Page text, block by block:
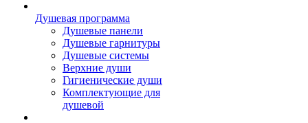
Душевая программа
Душевые панели
Душевые гарнитуры
Душевые системы
Верхние души
Гигиенические души
Комплектующие для
душевой